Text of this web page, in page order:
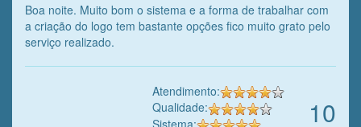
Boa noite. Muito bom o sistema e a forma de trabalhar com
a criação do logo tem bastante opções fico muito grato pelo
serviço realizado.
10
Atendimento:
Qualidade:
Sistema: